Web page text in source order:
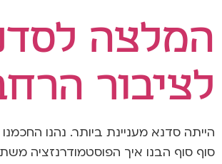
המלצה
לציבור
הייתה סדנא מעניינת ביותר. נהנו החכמנו
סוף סוף הבנו איך הפוסטמודרנזציה